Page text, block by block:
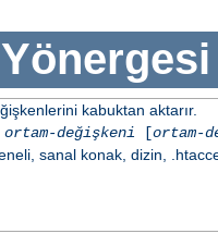
Yönergesi
kabuktan aktarır.
ortam-değişkeni [ortam-
sanal konak, dizin,